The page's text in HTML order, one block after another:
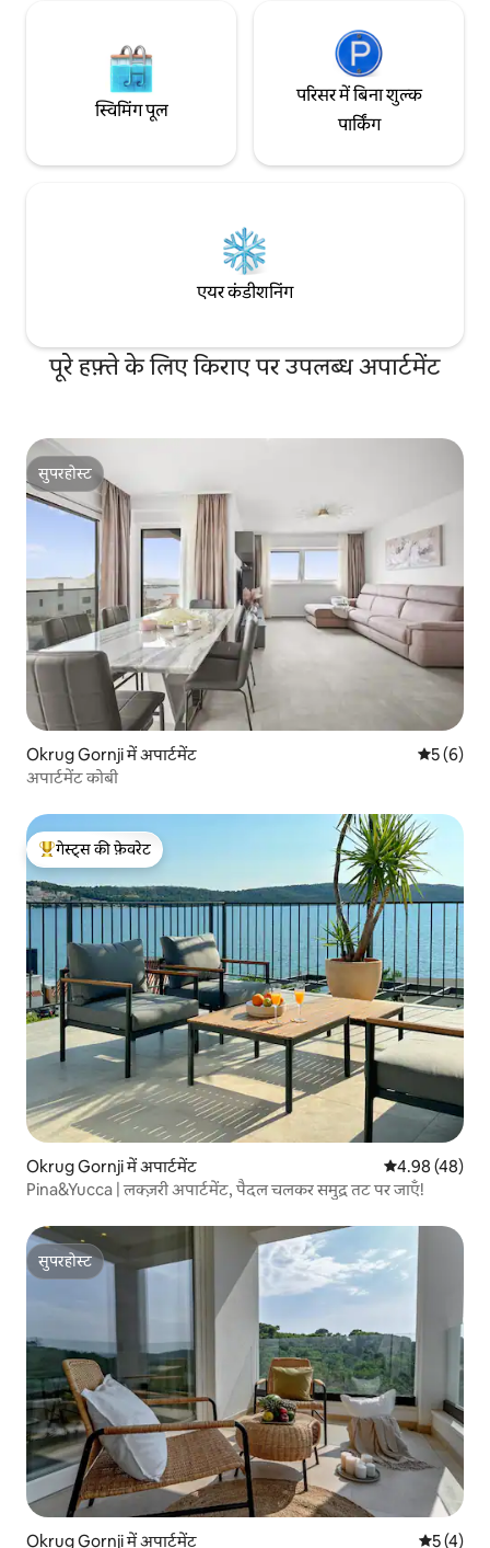
स्विमिंग पूल
परिसर में बिना शुल्क
पार्किंग
एयर कंडीशनिंग
पूरे हफ़्ते के लिए किराए पर उपलब्ध अपार्टमेंट
सुपरहोस्ट
सुपरहोस्ट
Okrug Gornji में अपार्टमेंट औसत रेटिंग
5 (6)
अपार्टमेंट कोबी
गेस्ट्स का टॉप फ़ेवरेट
गेस्ट्स की फ़ेवरेट
Okrug Gornji में अपार्टमेंट औसत रेटिंग 5 में
4.98 (48)
Pina&Yucca | लक्ज़री अपार्टमेंट, पैदल चलकर समुद्र तट पर जाएँ!
सुपरहोस्ट
सुपरहोस्ट
Okrug Gornji में अपार्टमेंट औसत रेटिंग
5 (4)